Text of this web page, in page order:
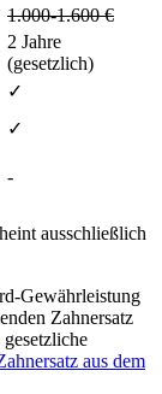
1.000-1.600 €
2 Jahre
(gesetzlich)
✓
✓
-
ausschließlich
Gewährleistung
Zahnersatz
aus dem